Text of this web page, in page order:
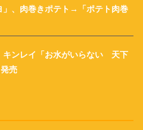
、肉巻きポテト→「ポテト肉巻
ンレイ「お水がいらない 天下
売